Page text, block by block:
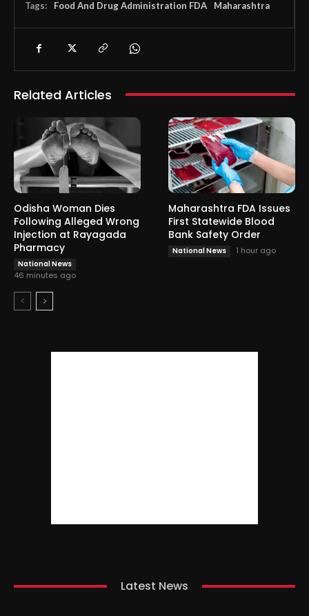
Tags: Food And Drug Administration FDA Maharashtra
Related Articles
Odisha Woman Dies
Following Alleged Wrong
Injection at Rayagada
Pharmacy
National News
46 minutes ago
Maharashtra FDA Issues
First Statewide Blood
Bank Safety Order
National News 1 hour ago
Latest News